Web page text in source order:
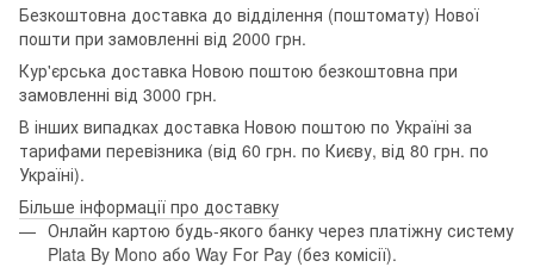
Безкоштовна доставка до відділення (поштомату) Нової
пошти при замовленні від 2000 грн.
Кур'єрська доставка Новою поштою безкоштовна при
замовленні від 3000 грн.
В інших випадках доставка Новою поштою по Україні за
тарифами перевізника (від 60 грн. по Києву, від 80 грн. по
Україні).
Більше інформації про доставку
Онлайн картою будь-якого банку через платіжну систему
Plata By Mono або Way For Pay (без комісії).